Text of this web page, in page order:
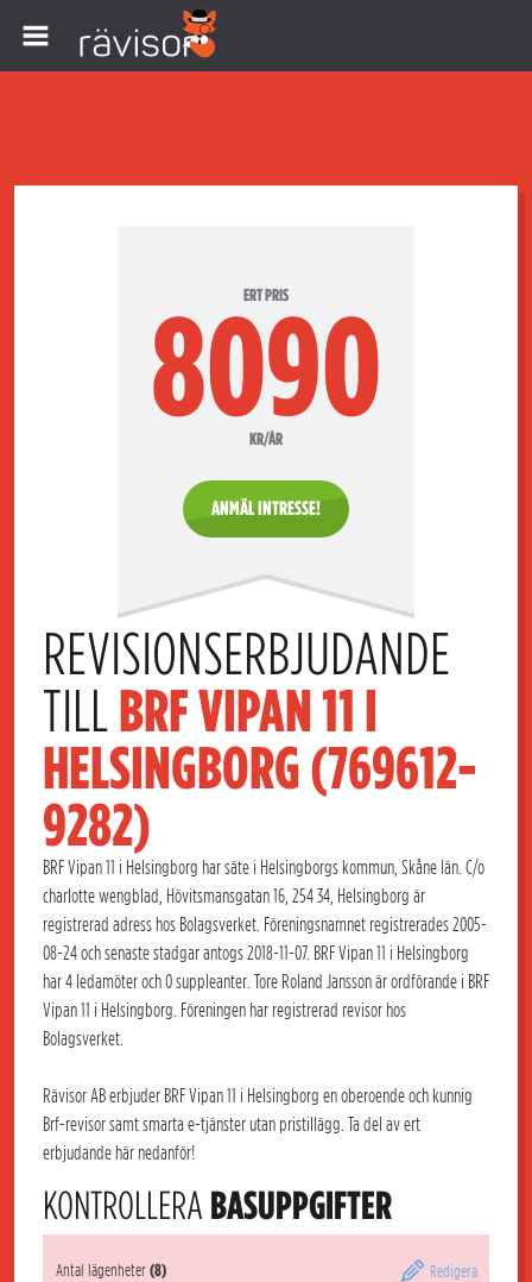
ERT PRIS
8090
KR/ÅR
ANMÄL INTRESSE!
REVISIONSERBJUDANDE
TILL BRF VIPAN 11 I
HELSINGBORG (769612-
9282)
BRF Vipan 11 i Helsingborg har säte i Helsingborgs kommun, Skåne län. C/o
charlotte wengblad, Hövitsmansgatan 16, 254 34, Helsingborg är
registrerad adress hos Bolagsverket. Föreningsnamnet registrerades 2005-
08-24 och senaste stadgar antogs 2018-11-07. BRF Vipan 11 i Helsingborg
har 4 ledamöter och 0 suppleanter. Tore Roland Jansson är ordförande i BRF
Vipan 11 i Helsingborg. Föreningen har registrerad revisor hos
Bolagsverket.
Rävisor AB erbjuder BRF Vipan 11 i Helsingborg en oberoende och kunnig
Brf-revisor samt smarta e-tjänster utan pristillägg. Ta del av ert
erbjudande här nedanför!
KONTROLLERA BASUPPGIFTER
Antal lägenheter(8) Redigera